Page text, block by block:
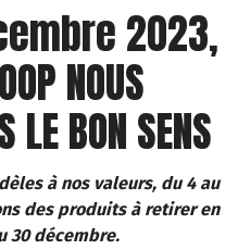
2023,
NOUS
LE BON SENS
à nos valeurs, du 4 au
des produits à retirer en
30 décembre.